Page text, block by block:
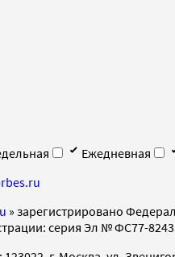
Ежедневная
» зарегистрировано
серия Эл № ФС77-